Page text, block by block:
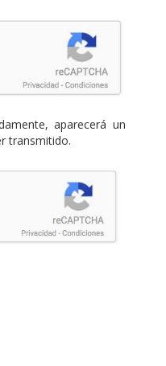
aparecerá un
transmitido.